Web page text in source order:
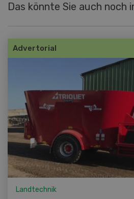
Das könnte Sie auch noch
Advertorial
Landtechnik